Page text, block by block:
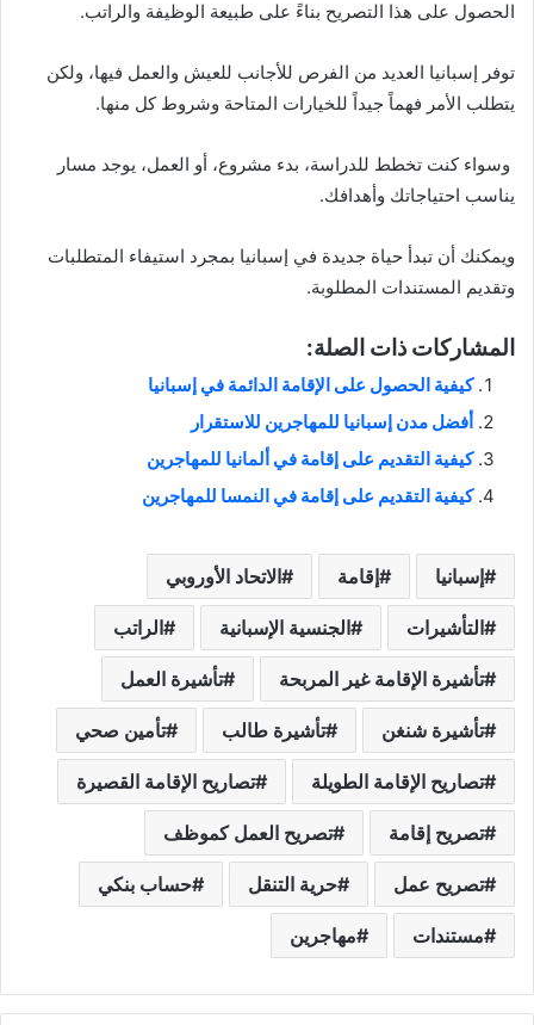
الحصول على هذا التصريح بناءً على طبيعة الوظيفة والراتب.
توفر إسبانيا العديد من الفرص للأجانب للعيش والعمل فيها، ولكن
يتطلب الأمر فهماً جيداً للخيارات المتاحة وشروط كل منها.
وسواء كنت تخطط للدراسة، بدء مشروع، أو العمل، يوجد مسار
يناسب احتياجاتك وأهدافك.
ويمكنك أن تبدأ حياة جديدة في إسبانيا بمجرد استيفاء المتطلبات
وتقديم المستندات المطلوبة.
المشاركات ذات الصلة:
كيفية الحصول على الإقامة الدائمة في إسبانيا
أفضل مدن إسبانيا للمهاجرين للاستقرار
كيفية التقديم على إقامة في ألمانيا للمهاجرين
كيفية التقديم على إقامة في النمسا للمهاجرين
إسبانيا إقامة الاتحاد الأوروبي
التأشيرات الجنسية الإسبانية الراتب
تأشيرة الإقامة غير المربحة تأشيرة العمل
تأشيرة شنغن تأشيرة طالب تأمين صحي
تصاريح الإقامة الطويلة تصاريح الإقامة القصيرة
تصريح إقامة تصريح العمل كموظف
تصريح عمل حرية التنقل حساب بنكي
مستندات مهاجرين